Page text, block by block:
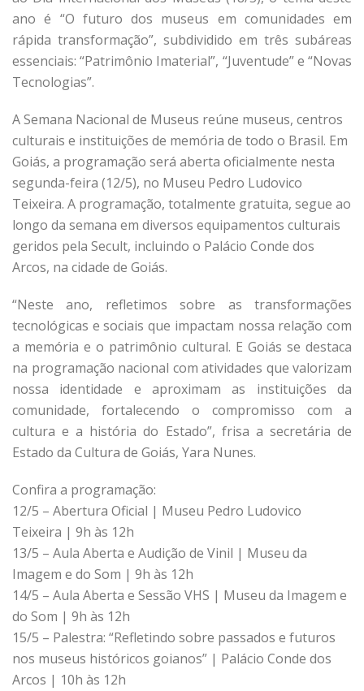
ano é “O futuro dos museus em comunidades em
rápida transformação”, subdividido em três subáreas
essenciais: “Patrimônio Imaterial”, “Juventude” e “Novas
Tecnologias”.
A Semana Nacional de Museus reúne museus, centros
culturais e instituições de memória de todo o Brasil. Em
Goiás, a programação será aberta oficialmente nesta
segunda-feira (12/5), no Museu Pedro Ludovico
Teixeira. A programação, totalmente gratuita, segue ao
longo da semana em diversos equipamentos culturais
geridos pela Secult, incluindo o Palácio Conde dos
Arcos, na cidade de Goiás.
“Neste ano, refletimos sobre as transformações
tecnológicas e sociais que impactam nossa relação com
a memória e o patrimônio cultural. E Goiás se destaca
na programação nacional com atividades que valorizam
nossa identidade e aproximam as instituições da
comunidade, fortalecendo o compromisso com a
cultura e a história do Estado”, frisa a secretária de
Estado da Cultura de Goiás, Yara Nunes.
Confira a programação:
12/5 – Abertura Oficial | Museu Pedro Ludovico
Teixeira | 9h às 12h
13/5 – Aula Aberta e Audição de Vinil | Museu da
Imagem e do Som | 9h às 12h
14/5 – Aula Aberta e Sessão VHS | Museu da Imagem e
do Som | 9h às 12h
15/5 – Palestra: “Refletindo sobre passados e futuros
nos museus históricos goianos” | Palácio Conde dos
Arcos | 10h às 12h